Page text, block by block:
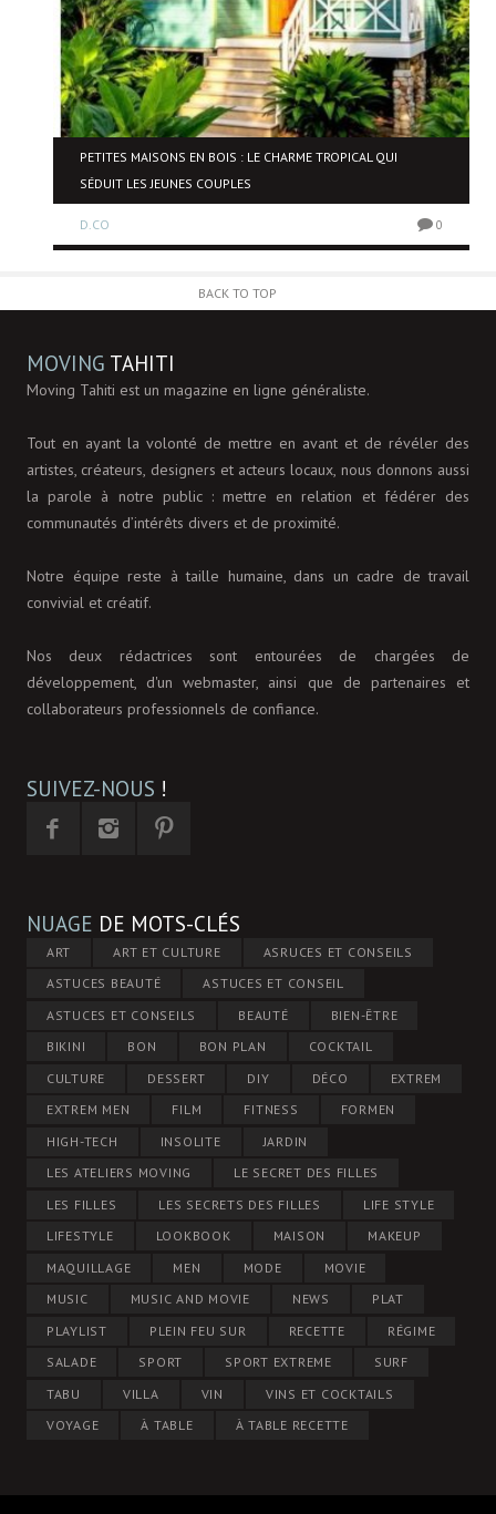
PETITES MAISONS EN BOIS : LE CHARME TROPICAL QUI
SÉDUIT LES JEUNES COUPLES
D.CO 0
BACK TO TOP
MOVING TAHITI
Moving Tahiti est un magazine en ligne généraliste.
Tout en ayant la volonté de mettre en avant et de révéler des
artistes, créateurs, designers et acteurs locaux, nous donnons aussi
la parole à notre public : mettre en relation et fédérer des
communautés d’intérêts divers et de proximité.
Notre équipe reste à taille humaine, dans un cadre de travail
convivial et créatif.
Nos deux rédactrices sont entourées de chargées de
développement, d'un webmaster, ainsi que de partenaires et
collaborateurs professionnels de confiance.
SUIVEZ-NOUS !
NUAGE DE MOTS-CLÉS
ART ART ET CULTURE
ASRUCES ET CONSEILS
ASTUCES BEAUTÉ
ASTUCES ET CONSEIL
ASTUCES ET CONSEILS
BEAUTÉ
BIEN-ÊTRE
BIKINI
BON BON PLAN
COCKTAIL
CULTURE
DESSERT DIY DÉCO
EXTREM
EXTREM MEN
FILM FITNESS
FORMEN
HIGH-TECH
INSOLITE
JARDIN
LES ATELIERS MOVING
LE SECRET DES FILLES
LES FILLES
LES SECRETS DES FILLES
LIFE STYLE
LIFESTYLE
LOOKBOOK MAISON
MAKEUP
MAQUILLAGE
MEN MODE
MOVIE
MUSIC
MUSIC AND MOVIE NEWS
PLAT
PLAYLIST
PLEIN FEU SUR RECETTE
RÉGIME
SALADE
SPORT SPORT EXTREME
SURF
TABU
VILLA VIN
VINS ET COCKTAILS
VOYAGE
À TABLE À TABLE RECETTE